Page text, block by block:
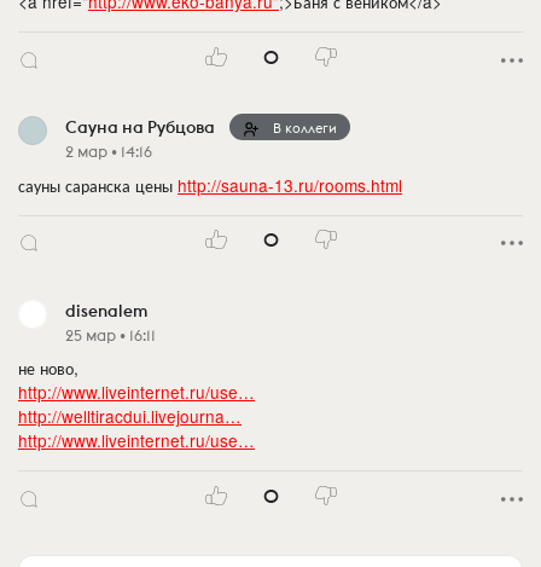
0
Сауна на Рубцова В коллеги
2 мар • 14:16
сауны саранска цены http://sauna-13.ru/rooms.html
0
disenalem
25 мар • 16:11
не ново,
http://www.liveinternet.ru/use…
http://welltiracdui.livejourna…
http://www.liveinternet.ru/use…
0